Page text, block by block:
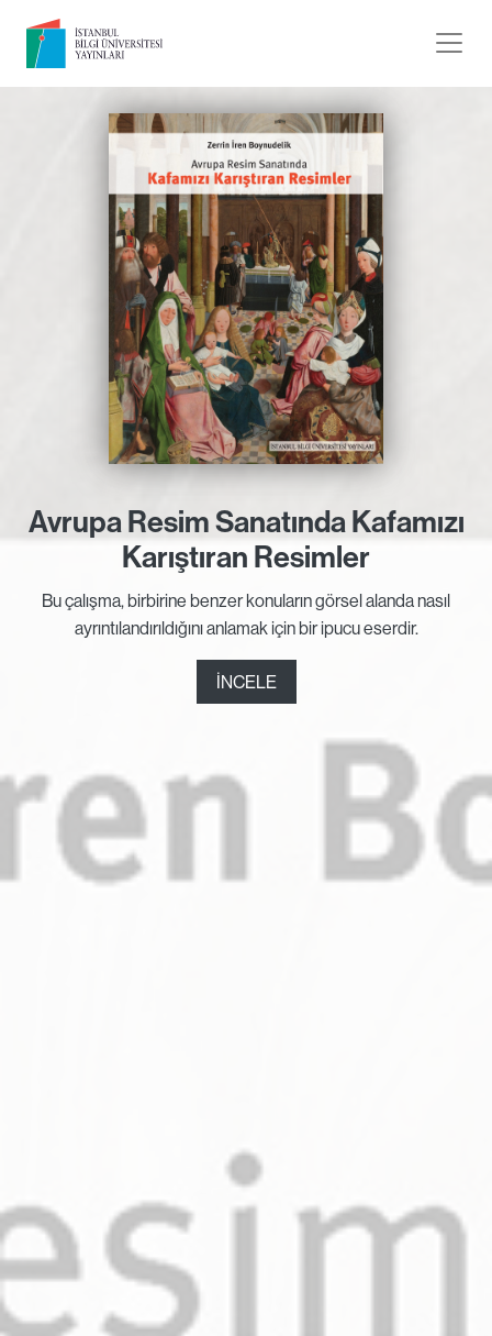
Avrupa Resim Sanatında Kafamızı
Karıştıran Resimler
Bu çalışma, birbirine benzer konuların görsel alanda nasıl
ayrıntılandırıldığını anlamak için bir ipucu eserdir.
İNCELE